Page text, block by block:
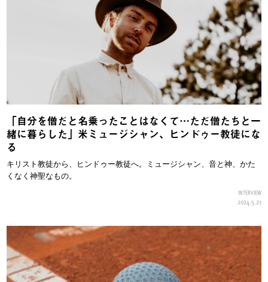
「自分を僧だと名乗ったことはなくて…ただ僧たちと一
緒に暮らした」米ミュージシャン、ヒンドゥー教徒にな
る
キリスト教徒から、ヒンドゥー教徒へ。ミュージシャン、音と神、かた
くなく神聖なもの。
INTERVIEW
2024.5.21